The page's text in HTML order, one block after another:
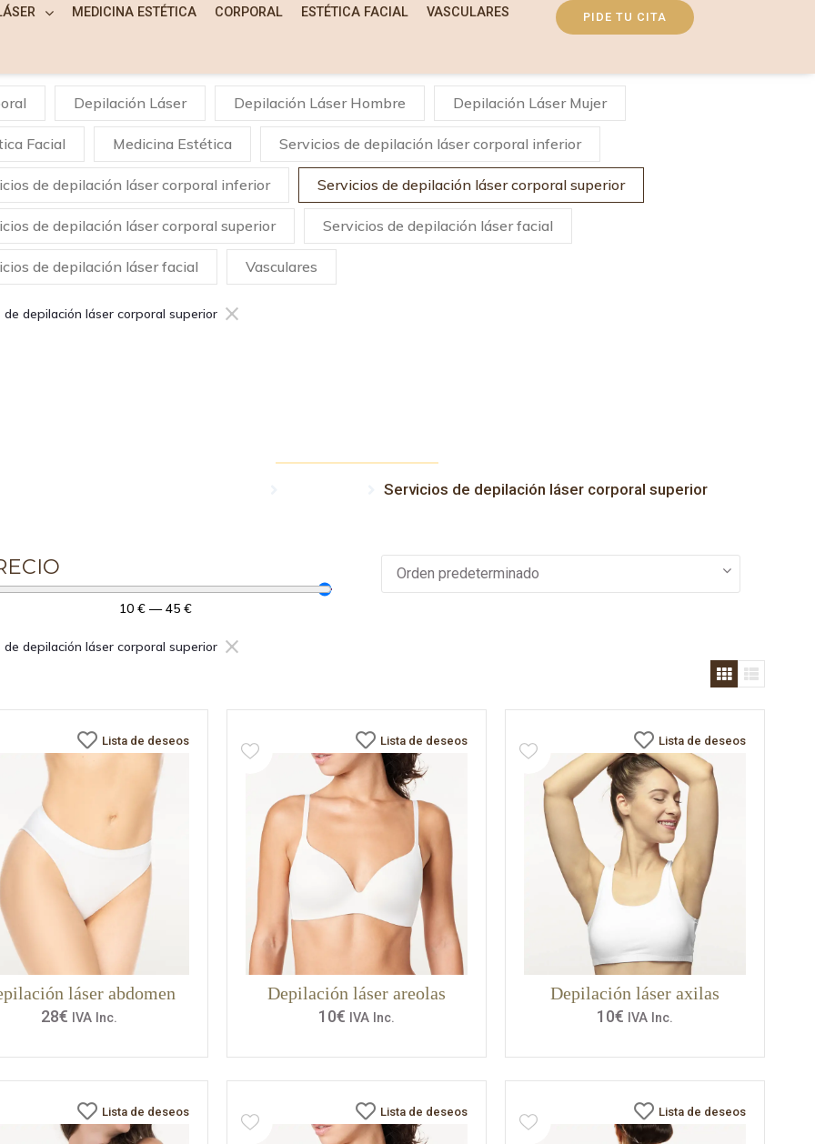
MEDICINA ESTÉTICA CORPORAL ESTÉTICA FACIAL VASCULARES PIDE TU CITA
Depilación Láser Depilación Láser Hombre Depilación Láser Mujer
Facial Medicina Estética Servicios de depilación láser corporal inferior
de depilación láser corporal inferior Servicios de depilación láser corporal superior
de depilación láser corporal superior Servicios de depilación láser facial
de depilación láser facial Vasculares
de depilación láser corporal superior ×
Servicios de depilación láser corporal superior
10 €—45 €
de depilación láser corporal superior ×
Lista de deseos
láser abdomen
28€ IVA Inc.
Lista de deseos
Depilación láser areolas
10€ IVA Inc.
Lista de deseos
Depilación láser axilas
10€ IVA Inc.
Lista de deseos Lista de deseos Lista de deseos